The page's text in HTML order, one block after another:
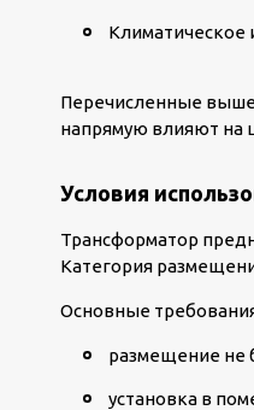
Климатическое
Перечисленные выше
напрямую влияют на
Условия
Трансформатор
Категория
Основные
размещение не
установка в